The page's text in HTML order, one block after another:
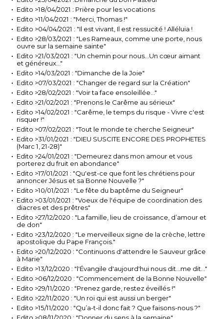
Edito >18/04/2021 : Prière pour les vocations
Edito >11/04/2021 : "Merci, Thomas !"
Edito >04/04/2021 : "Il est vivant, Il est ressucité ! Alléluia !
Edito >28/03/2021 : "Les Rameaux, comme une porte, nous
ouvre sur la semaine sainte"
Edito >21/03/2021 : "Un chemin pour nous…Un cœur aimant
et généreux…"
Edito >14/03/2021 : "Dimanche de la Joie"
Edito >07/03/2021 : "Changer de regard sur la Création"
Edito >28/02/2021 : "Voir ta face ensoleillée…"
Edito >21/02/2021 : "Prenons le Carême au sérieux"
Edito >14/02/2021 : "Carême, le temps du risque - Vivre c'est
risquer !"
Edito >07/02/2021 : "Tout le monde te cherche Seigneur"
Edito >31/01/2021 : "DIEU SUSCITE ENCORE DES PROPHETES
(Marc 1, 21-28)"
Edito >24/01/2021 : "Demeurez dans mon amour et vous
porterez du fruit en abondance"
Edito >17/01/2021 : "Qu'est-ce que font les chrétiens pour
annoncer Jésus et sa Bonne Nouvelle ?"
Edito >10/01/2021 : "Le fête du baptême du Seigneur"
Edito >03/01/2021 : "Voeux de l'équipe de coordination des
diacres et des prêtres"
Edito >27/12/2020 : "La famille, lieu de croissance, d’amour et
de don"
Edito >23/12/2020 : "Le merveilleux signe de la crèche, lettre
apostolique du Pape François."
Edito >20/12/2020 : "Continuons d'attendre le Sauveur grâce
à Marie"
Edito >13/12/2020 : "l'Évangile d'aujourd'hui nous dit...me dit..."
Edito >06/12/2020 : "Commencement de la Bonne Nouvelle"
Edito >29/11/2020 : "Prenez garde, restez éveillés !"
Edito >22/11/2020 : "Un roi qui est aussi un berger"
Edito >15/11/2020 : "Qu’a-t-il donc fait ? Que faisons-nous ?"